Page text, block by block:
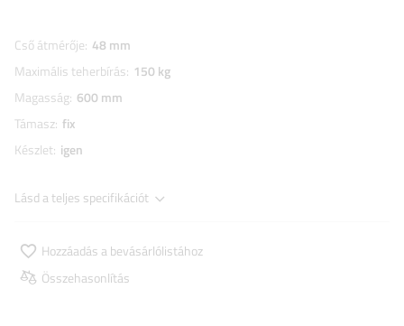
Cső átmérője 48 mm
Maximális teherbírás 150 kg
Magasság 600 mm
Támasz fix
Készlet igen
Lásd a teljes specifikációt
Hozzáadás a bevásárlólistához
Összehasonlítás